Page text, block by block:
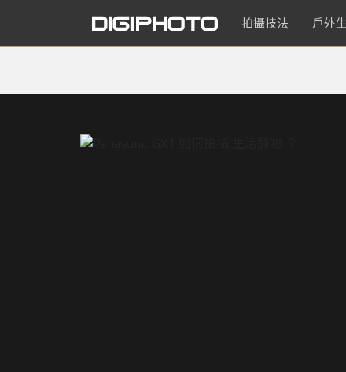
拍攝技法 戶外